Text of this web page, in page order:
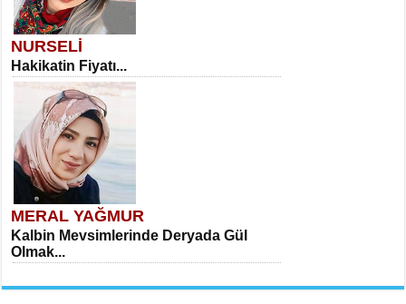
NURSELİ
Hakikatin Fiyatı...
MERAL YAĞMUR
Kalbin Mevsimlerinde Deryada Gül
Olmak...